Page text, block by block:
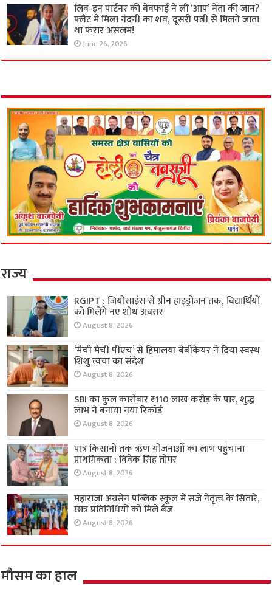
लिव-इन पार्टनर की बेवफाई ने ली ‘आप’ नेता की जान?
फ्लैट में मिला नंदनी का शव, दूसरी पत्नी से मिलने जाता
था फरार असलम!
June 26, 2026
राज्य
RGIPT : जियोसाइंस से ग्रीन हाइड्रोजन तक, विद्यार्थियों
को मिलेंगे नए शोध अवसर
August 8, 2026
‘मैची मैची पीएच’ से हिमालया बेबीकेयर ने दिया स्वस्थ
शिशु त्वचा का संदेश
August 8, 2026
SBI का कुल कारोबार ₹110 लाख करोड़ के पार, शुद्ध
लाभ ने बनाया नया रिकॉर्ड
August 8, 2026
पात्र किसानों तक ऋण योजनाओं का लाभ पहुंचाना
प्राथमिकता : विवेक सिंह तोमर
August 8, 2026
महाराजा अग्रसेन पब्लिक स्कूल में सजे नेतृत्व के सितारे,
छात्र प्रतिनिधियों को मिले बैज
August 8, 2026
मौसम का हाल